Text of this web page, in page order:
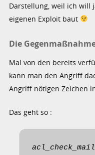
Darstellung, weil ich will
eigenen Exploit baut
Die
Mal von den bereits
kann man den Angriff
Angriff nötigen Zeichen
Das geht so :